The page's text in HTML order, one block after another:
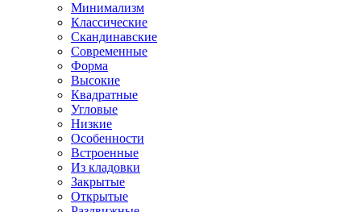
Минимализм
Классические
Скандинавские
Современные
Форма
Высокие
Квадратные
Угловые
Низкие
Особенности
Встроенные
Из кладовки
Закрытые
Открытые